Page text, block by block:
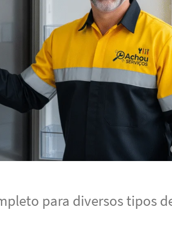
para diversos tipos